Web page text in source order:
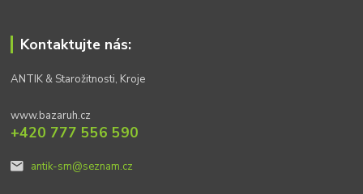
Kontaktujte nás:
ANTIK & Starožitnosti, Kroje
www.bazaruh.cz
+420 777 556 590
antik-sm@seznam.cz